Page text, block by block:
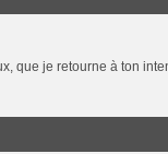
que je retourne à ton